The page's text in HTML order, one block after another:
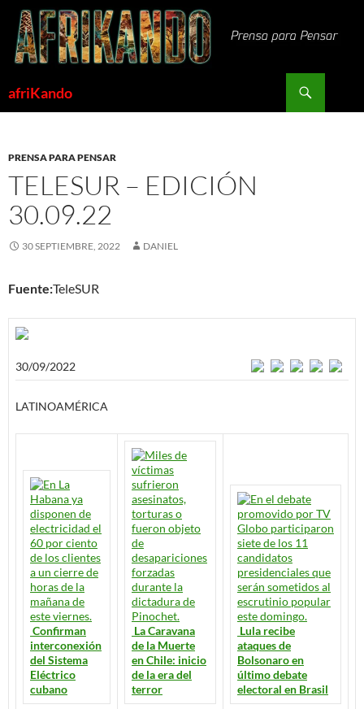
Saltar
contenido
afriKando
PRENSA PARA PENSAR
TELESUR – EDICIÓN
30.09.22
30 SEPTIEMBRE, 2022 DANIEL
Fuente:TeleSUR
30/09/2022
LATINOAMÉRICA
Confirman
interconexión
del Sistema
Eléctrico
cubano
La Caravana
de la Muerte
en Chile: inicio
de la era del
terror
Lula recibe
ataques de
Bolsonaro en
último debate
electoral en Brasil